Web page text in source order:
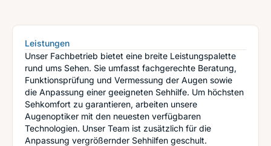
Leistungen
Unser Fachbetrieb bietet eine breite Leistungspalette
rund ums Sehen. Sie umfasst fachgerechte Beratung,
Funktionsprüfung und Vermessung der Augen sowie
die Anpassung einer geeigneten Sehhilfe. Um höchsten
Sehkomfort zu garantieren, arbeiten unsere
Augenoptiker mit den neuesten verfügbaren
Technologien. Unser Team ist zusätzlich für die
Anpassung vergrößernder Sehhilfen geschult.